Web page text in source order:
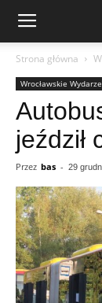
Strona główna
Wrocławskie
jeździł
Przez bas - 29